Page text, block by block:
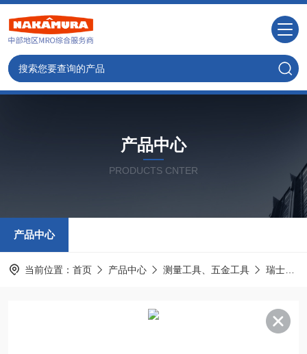
产品中心
PRODUCTS CNTER
产品中心
当前位置： 首页 产品中心 测量工具、五金工具 瑞士STAUBLI史陶比尔